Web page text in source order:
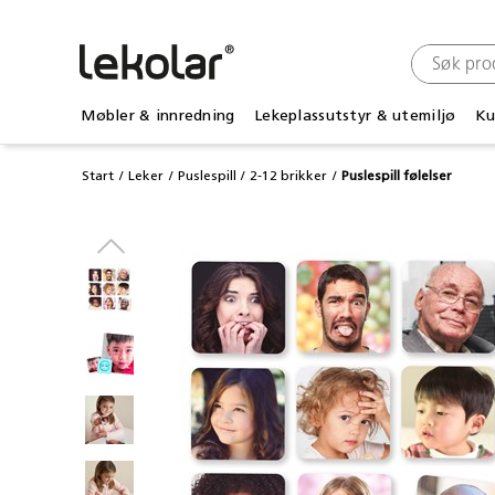
Møbler & innredning Lekeplassutstyr & utemiljø
Start Leker Puslespill 2-12 brikker Puslespill følelser